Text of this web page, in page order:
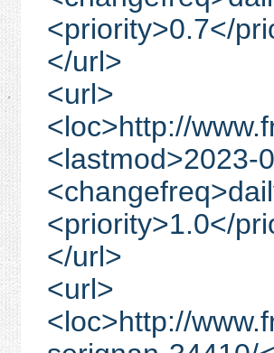
<priority>0.7</
</url>
<url>
<loc>http://
<lastmod>2023-
<priority>1.0</
</url>
<url>
<loc>http://